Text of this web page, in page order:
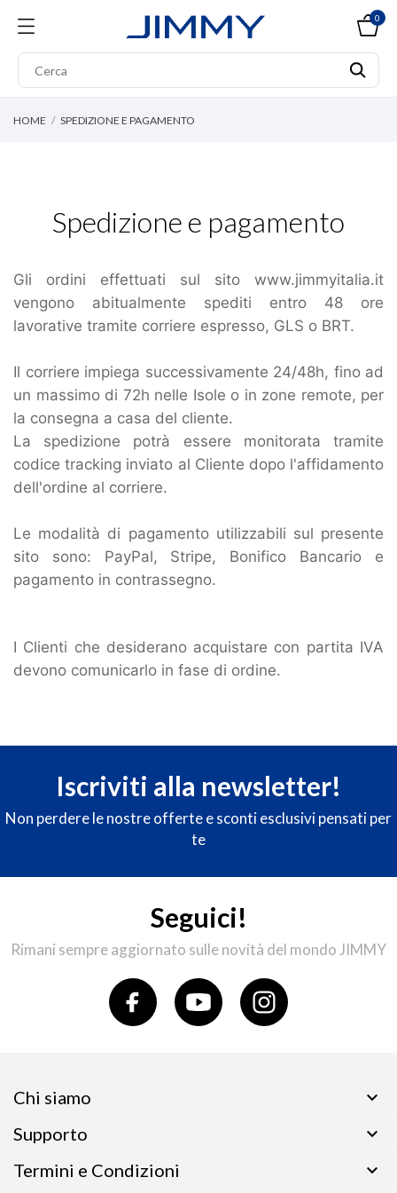
0
HOME SPEDIZIONE E PAGAMENTO
Spedizione e pagamento
Gli ordini effettuati sul sito www.jimmyitalia.it
vengono abitualmente spediti entro 48 ore
lavorative tramite corriere espresso, GLS o BRT.
Il corriere impiega successivamente 24/48h, fino ad
un massimo di 72h nelle Isole o in zone remote, per
la consegna a casa del cliente.
La spedizione potrà essere monitorata tramite
codice tracking inviato al Cliente dopo l'affidamento
dell'ordine al corriere.
Le modalità di pagamento utilizzabili sul presente
sito sono: PayPal, Stripe, Bonifico Bancario e
pagamento in contrassegno.
I Clienti che desiderano acquistare con partita IVA
devono comunicarlo in fase di ordine.
Iscriviti alla newsletter!
Non perdere le nostre offerte e sconti esclusivi pensati per
te
Seguici!
Rimani sempre aggiornato sulle novità del mondo JIMMY
Chi siamo

Supporto

Termini e Condizioni
